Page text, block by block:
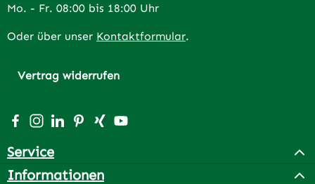
Mo. - Fr. 08:00 bis 18:00 Uhr
Oder über unser Kontaktformular.
Vertrag widerrufen
Besuche uns auf Facebook – öffnet in neuem Tab
Schau auf Instagram vorbei – öffnet in neuem Tab
Vernetze dich mit uns auf LinkedIn – öffnet in
Lass dich auf Pinterest inspirieren – öffnet
Vernetze dich mit uns auf Xing – öffnet
Sieh dir unsere Videos auf YouTube
Service
Informationen